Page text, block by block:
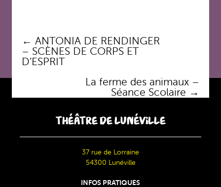
Navigation
des
articles
← ANTONIA DE RENDINGER
– SCÈNES DE CORPS ET
D’ESPRIT
La ferme des animaux –
Séance Scolaire →
THÉÂTRE DE LUNÉVILLE
37 rue de Lorraine
54300 Lunéville
INFOS PRATIQUES